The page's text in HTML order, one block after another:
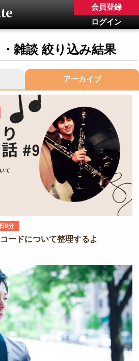
ログイン
会員登録
雑談 絞り込み結果
アーカイブ
分
ードについて整理するよ